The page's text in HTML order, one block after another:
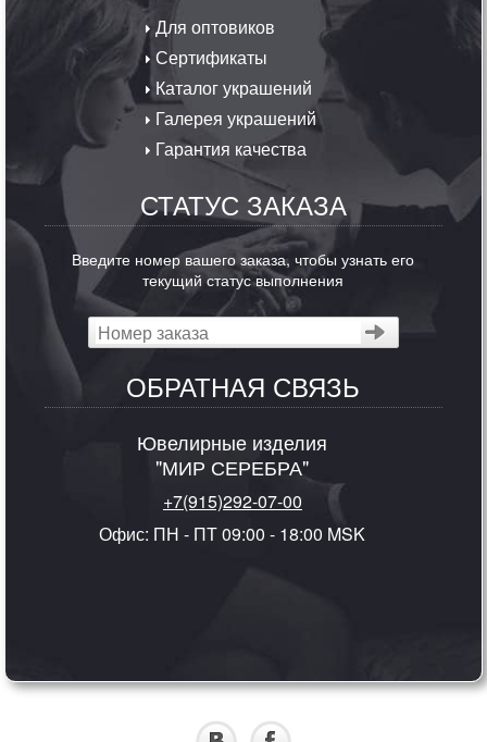
Для оптовиков
Сертификаты
Каталог украшений
Галерея украшений
Гарантия качества
СТАТУС ЗАКАЗА
Введите номер вашего заказа, чтобы узнать его
текущий статус выполнения
ОБРАТНАЯ СВЯЗЬ
Ювелирные изделия
"МИР СЕРЕБРА"
+7(915)292-07-00
Офис: ПН - ПТ 09:00 - 18:00 MSK